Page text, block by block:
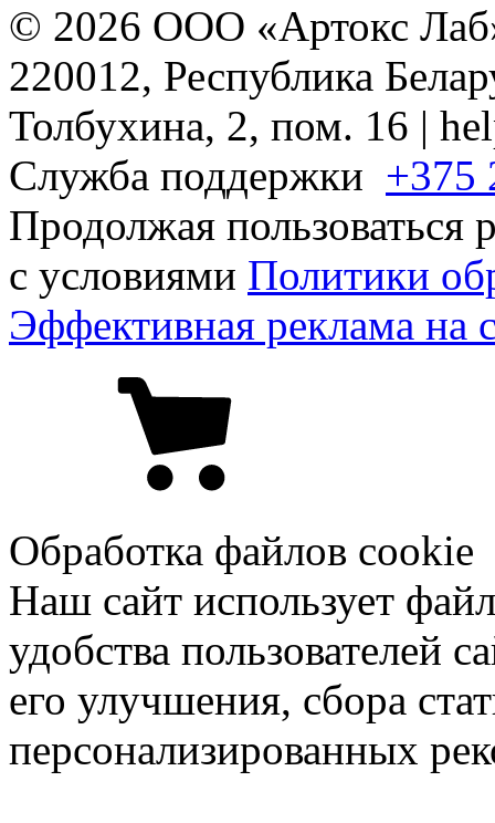
© 2026 ООО «Артокс
220012, Республика
Толбухина, 2, пом. 16 |
Служба поддержки +375
Продолжая пользоваться
с условиями Политики
Эффективная реклама на
Обработка файлов cookie
Наш сайт использует
удобства пользователей
его улучшения, сбора
персонализированных